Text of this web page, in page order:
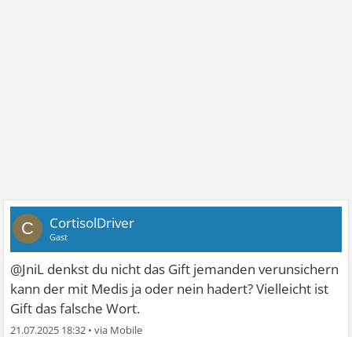
C CortisolDriver
Gast
@JniL denkst du nicht das Gift jemanden verunsichern
kann der mit Medis ja oder nein hadert? Vielleicht ist
Gift das falsche Wort.
21.07.2025 18:32 •